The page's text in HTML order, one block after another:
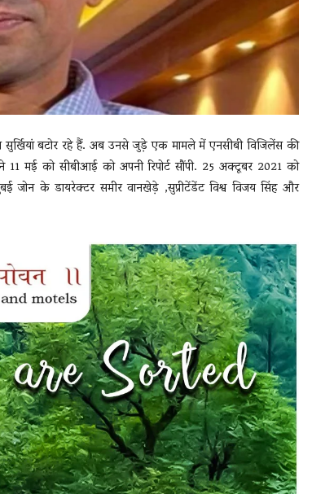
बटोर रहे हैं. अब उनसे जुड़े एक मामले में एनसीबी विजिलेंस की
मई को सीबीआई को अपनी रिपोर्ट सौंपी. 25 अक्टूबर 2021 को
के डायरेक्टर समीर वानखेड़े ,सुप्रीटेंडेंट विश्व विजय सिंह और